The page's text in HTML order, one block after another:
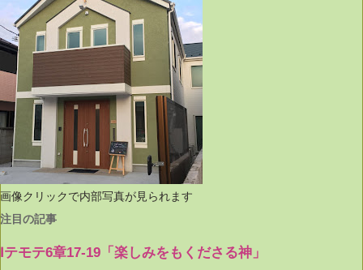
画像クリックで内部写真が見られます
注目の記事
Ⅰテモテ6章17-19「楽しみをもくださる神」